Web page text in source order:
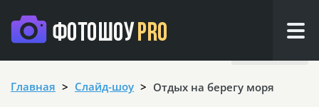
Главная Cлайд-шоу Отдых на берегу моря